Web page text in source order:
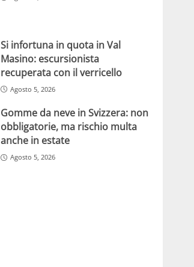
Si infortuna in quota in Val
Masino: escursionista
recuperata con il verricello
Agosto 5, 2026
Gomme da neve in Svizzera: non
obbligatorie, ma rischio multa
anche in estate
Agosto 5, 2026